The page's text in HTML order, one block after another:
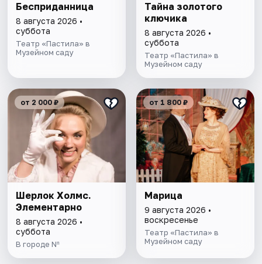
Бесприданница
8 августа 2026 •
суббота
Театр «Пастила» в
Музейном саду
Тайна золотого
ключика
8 августа 2026 •
суббота
Театр «Пастила» в
Музейном саду
от 2 000 ₽
Шерлок Холмс.
Элементарно
8 августа 2026 •
суббота
В городе Nⁿ
от 1 800 ₽
Марица
9 августа 2026 •
воскресенье
Театр «Пастила» в
Музейном саду